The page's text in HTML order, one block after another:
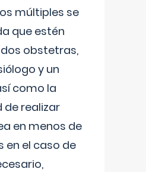
múltiples se
que estén
obstetras,
y un
como la
de realizar
en menos de
en el caso de